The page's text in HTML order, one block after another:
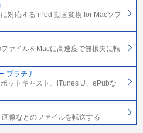
対応する iPod 動画変換 for Macソフ
ァイルをMacに高速度で無損失に転
プラチナ
ットキャスト、iTunes U、ePubな
像などのファイルを転送する